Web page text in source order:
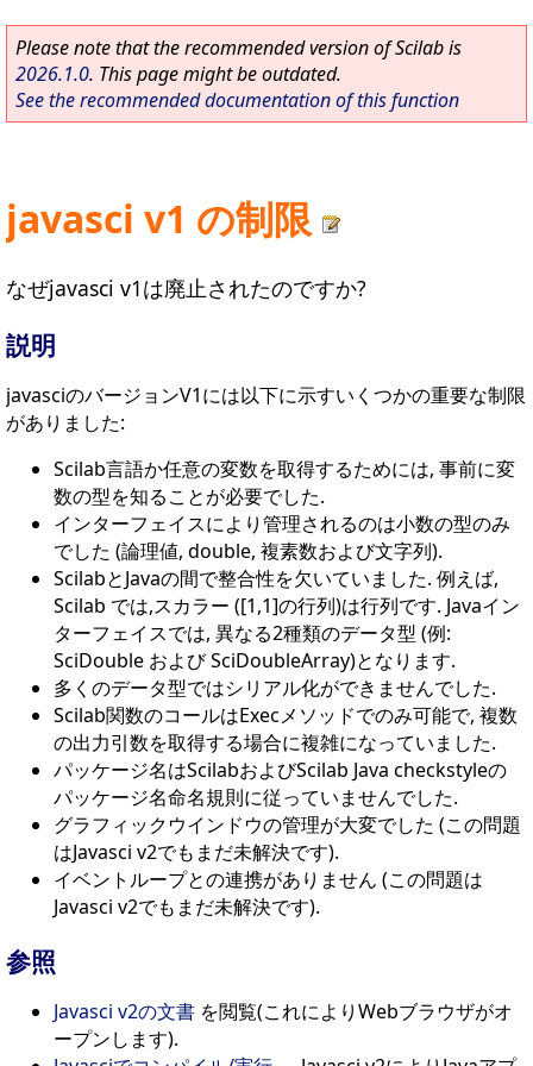
Please note that the recommended version of Scilab is
2026.1.0. This page might be outdated.
See the recommended documentation of this function
javasci v1 の制限
なぜjavasci v1は廃止されたのですか?
説明
javasciのバージョンV1には以下に示すいくつかの重要な制限
がありました:
Scilab言語か任意の変数を取得するためには, 事前に変
数の型を知ることが必要でした.
インターフェイスにより管理されるのは小数の型のみ
でした (論理値, double, 複素数および文字列).
ScilabとJavaの間で整合性を欠いていました. 例えば,
Scilab では,スカラー ([1,1]の行列)は行列です. Javaイン
ターフェイスでは, 異なる2種類のデータ型 (例:
SciDouble および SciDoubleArray)となります.
多くのデータ型ではシリアル化ができませんでした.
Scilab関数のコールはExecメソッドでのみ可能で, 複数
の出力引数を取得する場合に複雑になっていました.
パッケージ名はScilabおよびScilab Java checkstyleの
パッケージ名命名規則に従っていませんでした.
グラフィックウインドウの管理が大変でした (この問題
はJavasci v2でもまだ未解決です).
イベントループとの連携がありません (この問題は
Javasci v2でもまだ未解決です).
参照
Javasci v2の文書 を閲覧(これによりWebブラウザがオ
ープンします).